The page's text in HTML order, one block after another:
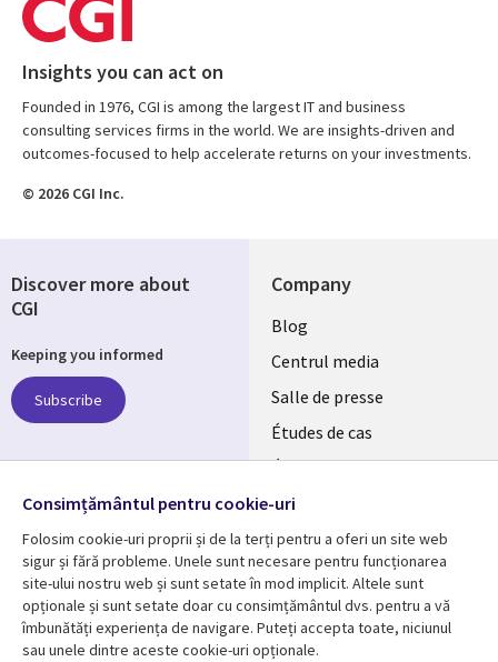
Insights you can act on
Founded in 1976, CGI is among the largest IT and business
consulting services firms in the world. We are insights-driven and
outcomes-focused to help accelerate returns on your investments.
© 2026 CGI Inc.
Company
Useful
links
ROMANIA
RO
Blog
Centrul media
Salle de presse
Études de cas
Événements
Resource center Support
Discover more about
CGI
Keeping you informed
Subscribe
Consimțământul pentru cookie-uri
Folosim cookie-uri proprii și de la terți pentru a oferi un site web
sigur și fără probleme. Unele sunt necesare pentru funcționarea
site-ului nostru web și sunt setate în mod implicit. Altele sunt
opționale și sunt setate doar cu consimțământul dvs. pentru a vă
îmbunătăți experiența de navigare. Puteți accepta toate, niciunul
sau unele dintre aceste cookie-uri opționale.